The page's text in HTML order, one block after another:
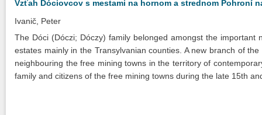
Vzťah Dóciovcov s mestami na hornom a strednom Pohroní
Ivanič, Peter
The Dóci (Dóczi; Dóczy) family belonged amongst the
estates mainly in the Transylvanian counties. A new branch of
neighbouring the free mining towns in the territory of
family and citizens of the free mining towns during the late 15th